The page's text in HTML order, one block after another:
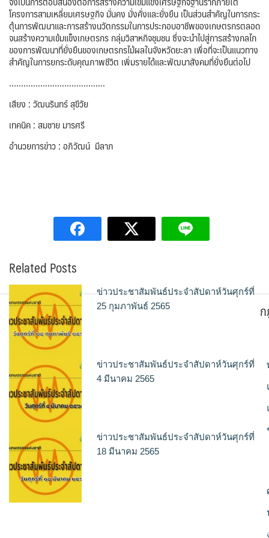
โครงการสามเหลี่ยมเศรษฐกิจ มั่นคง มั่งคั่งและยั่งยืน เป็นส่วนสำคัญในการกระ
ตุ้นการพัฒนาและการสร้างนวัตกรรมในการประกอบอาชีพของเกษตรกรตลอด
จนสร้างความเข้มแข็งเกษตรกร กลุ่มวิสาหกิจชุมชน ซึ่งจะนำไปสู่การสร้างกลไก
ของการพัฒนาที่ยั่งยืนของเกษตรกรไม้ผลในจังหวัดยะลา เพื่อที่จะเป็นแนวทาง
สำคัญในการยกระดับคุณภาพชีวิต เพิ่มรายได้และพัฒนาสังคมที่ยั่งยืนต่อไป
………………………………….
เสียง : วัฒนรินทร์ สุขีวัย
เทคนิค : สมชาย มารศรี
อำนวยการข่าว : อภิวัฒน์ มีลาภ
Related Posts
ข่าวประชาสัมพันธ์ประจำสัปดาห์วันศุกร์ที่
25 กุมภาพันธ์ 2565
ข่าวประชาสัมพันธ์ประจำสัปดาห์วันศุกร์ที่
4 มีนาคม 2565
ข่าวประชาสัมพันธ์ประจำสัปดาห์วันศุกร์ที่
18 มีนาคม 2565